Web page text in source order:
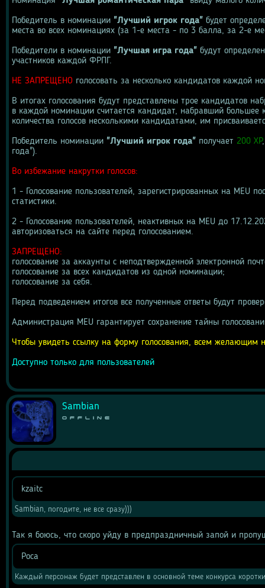
Победитель в номинации "Лучший игрок года" будет
места во всех номинациях (за 1-е места - по 3 балла, за 2-е
Победители в номинации "Лучшая игра года" будут
участников каждой ФРПГ.
НЕ ЗАПРЕЩЕНО голосовать за несколько кандидатов каждой
В итогах голосования будут представлены трое кандидатов
в каждой номинации считается кандидат, набравший большее
количества голосов несколькими кандидатами, им
Победитель номинации "Лучший игрок года" получает 200 ХР
года").
Во избежание накрутки голосов:
1 - Голосование пользователей, зарегистрированных на MEU
статистики.
2 - Голосование пользователей, неактивных на MEU до
авторизоваться на сайте перед голосованием.
ЗАПРЕЩЕНО:
голосование за аккаунты с неподтвержденной электронной
голосование за всех кандидатов из одной номинации;
голосование за себя.
Перед подведением итогов все полученные ответы будут
Администрация MEU гарантирует сохранение тайны
Чтобы увидеть ссылку на форму голосования, всем желающим
Доступно только для пользователей
Sambian
Offline
kzaitc
Sambian, погодите, не все сразу)))
Так я боюсь, что скоро уйду в предпраздничный запой и
Роса
Каждый персонаж будет представлен в основной теме конкурса